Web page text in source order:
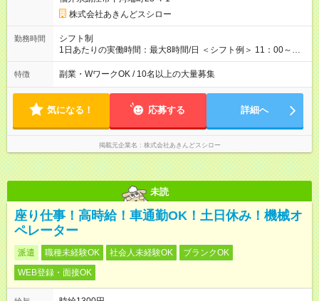
ック外東京23区内勤務の場合：月給29万5000円＋残業代・諸手
当 ※地域手当2万円やブロック外勤務手当1万5000円が含まれま
す。 ＜水準以上の収入を得られる環境！＞ 全社員の平均年収は
603万円（平均月給38万9000円／2025年度実績）で、店長の平
らに自己負担額2万円の寮や各種手当があるため「前職より貯金
できている」と話す社員が多くいます！ 【試用期間】試用期間
あり 試用期間の長さ：3ヶ月 雇用形態、給与は本採用時と同じ
です。
株式会社あきんどスシロー
勤務時間
シフト制
1日あたりの実働時間：最大8時間/日 ＜シフト例＞ 11：00～
20：00、12：00～21：00、15：00～24：00 ※1ヶ月単位の変
形労働時間制（週平均実働40時間） ◎残業は月30h程度。1店舗
出勤前にジムに通う社員も多くいま す。繁忙期以外は1日通して
働くことがほぼありません！
特徴 副業・WワークOK / 10名以上の大量募集
気になる！ 応募する 詳細へ
掲載元企業名 株式会社あきんどスシロー
未読
座り仕事！高時給！車通勤OK！土日休み！機械オ
ペレーター
派遣 職種未経験OK 社会人未経験OK
ブランクOK
WEB登録・面接OK